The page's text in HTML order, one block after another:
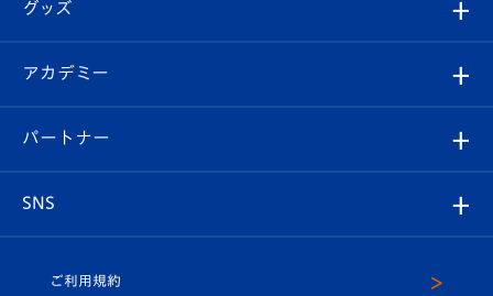
チケット
イベント
メディア
ホームタウン
スタッフプロフィール
マスコット紹介
Revive Team
ヴィヴィくんの長崎おもてなしガイド
フォトギャラリー
スタジアムグルメ
V-LOVERS（ファンクラブ）
プレイヤーズスイート
グッズ
オンラインショップ
店舗情報
アカデミー
育成からのお知らせ
U-18
パートナー
SNS
ご利用規約